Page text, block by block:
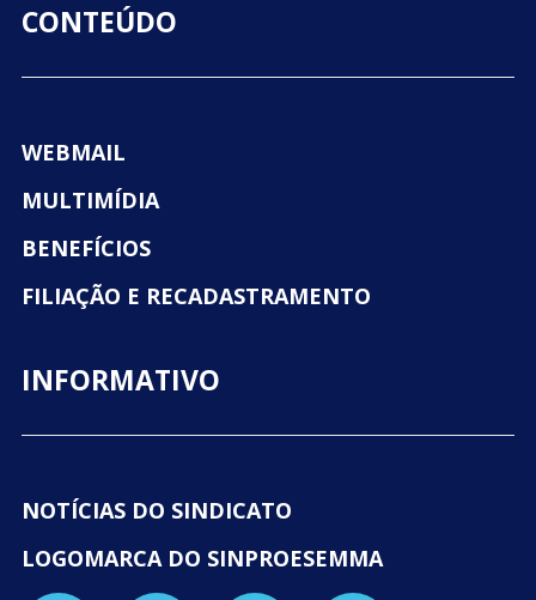
CONTEÚDO
WEBMAIL
MULTIMÍDIA
BENEFÍCIOS
FILIAÇÃO E RECADASTRAMENTO
INFORMATIVO
NOTÍCIAS DO SINDICATO
LOGOMARCA DO SINPROESEMMA